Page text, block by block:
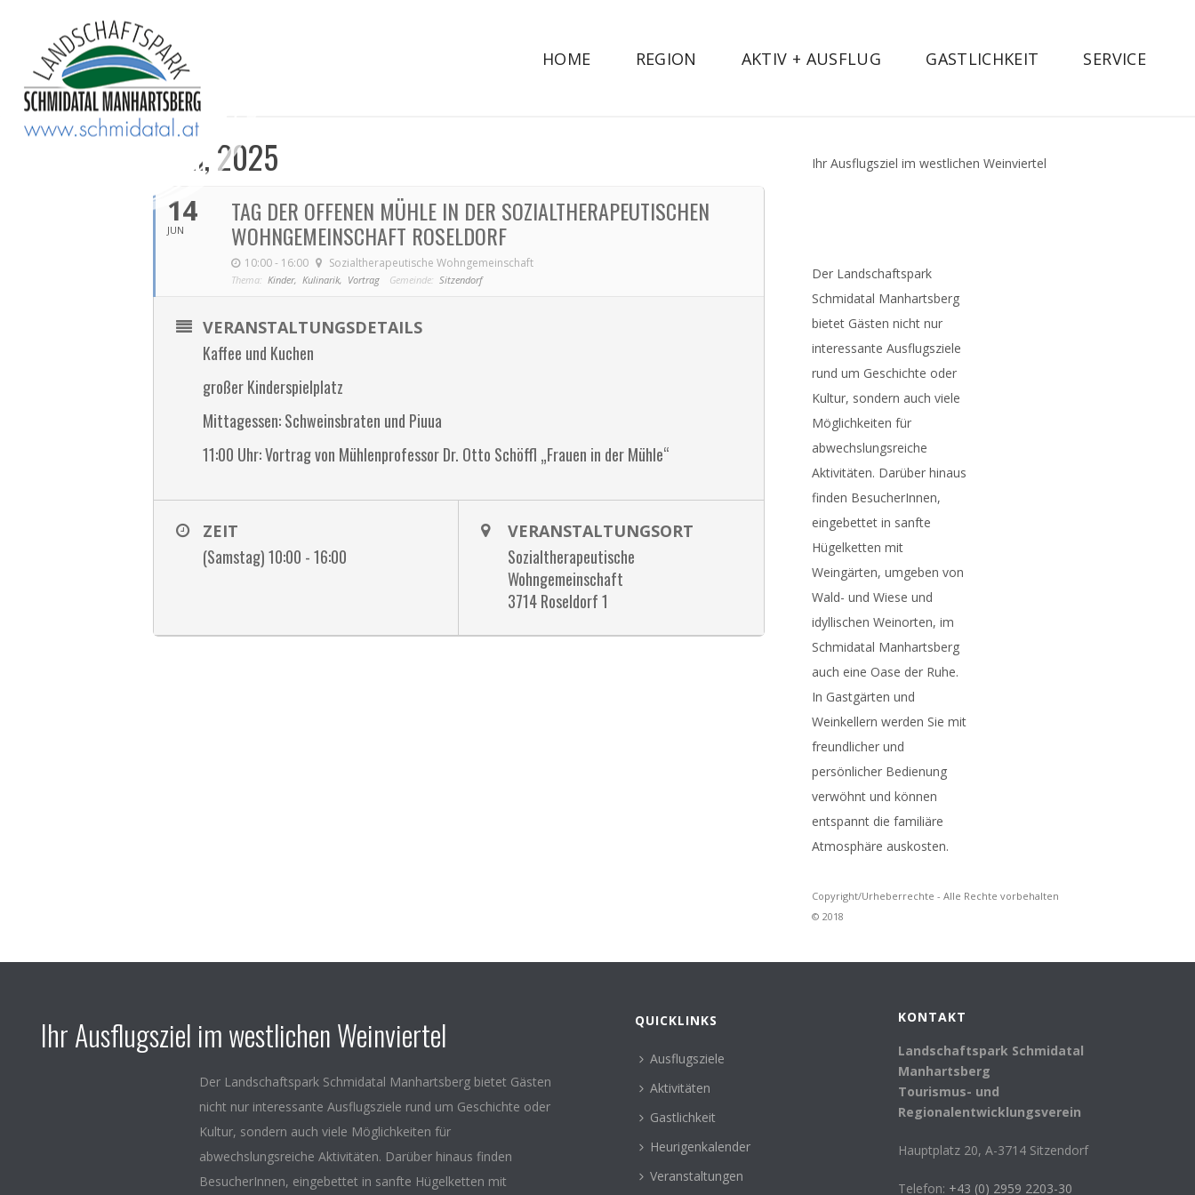
HOME REGION AKTIV + AUSFLUG GASTLICHKEIT SERVICE
JUNI, 2025
14
JUN
TAG DER OFFENEN MÜHLE IN DER SOZIALTHERAPEUTISCHEN
WOHNGEMEINSCHAFT ROSELDORF
10:00 - 16:00 Sozialtherapeutische Wohngemeinschaft
Thema: Kinder, Kulinarik, Vortrag Gemeinde: Sitzendorf
VERANSTALTUNGSDETAILS
Kaffee und Kuchen
großer Kinderspielplatz
Mittagessen: Schweinsbraten und Piuua
11:00 Uhr: Vortrag von Mühlenprofessor Dr. Otto Schöffl „Frauen in der Mühle“
ZEIT
(Samstag) 10:00 - 16:00
VERANSTALTUNGSORT
Sozialtherapeutische
Wohngemeinschaft
3714 Roseldorf 1
Ihr Ausflugsziel im westlichen Weinviertel
Der Landschaftspark
Schmidatal Manhartsberg
bietet Gästen nicht nur
interessante Ausflugsziele
rund um Geschichte oder
Kultur, sondern auch viele
Möglichkeiten für
abwechslungsreiche
Aktivitäten. Darüber hinaus
finden BesucherInnen,
eingebettet in sanfte
Hügelketten mit
Weingärten, umgeben von
Wald- und Wiese und
idyllischen Weinorten, im
Schmidatal Manhartsberg
auch eine Oase der Ruhe.
In Gastgärten und
Weinkellern werden Sie mit
freundlicher und
persönlicher Bedienung
verwöhnt und können
entspannt die familiäre
Atmosphäre auskosten.
Copyright/Urheberrechte - Alle Rechte vorbehalten
© 2018
Ihr Ausflugsziel im westlichen Weinviertel
Der Landschaftspark Schmidatal Manhartsberg bietet Gästen
nicht nur interessante Ausflugsziele rund um Geschichte oder
Kultur, sondern auch viele Möglichkeiten für
abwechslungsreiche Aktivitäten. Darüber hinaus finden
BesucherInnen, eingebettet in sanfte Hügelketten mit
QUICKLINKS
Ausflugsziele
Aktivitäten
Gastlichkeit
Heurigenkalender
Veranstaltungen
KONTAKT
Landschaftspark Schmidatal
Manhartsberg
Tourismus- und
Regionalentwicklungsverein
Hauptplatz 20, A-3714 Sitzendorf
Telefon: +43 (0) 2959 2203-30